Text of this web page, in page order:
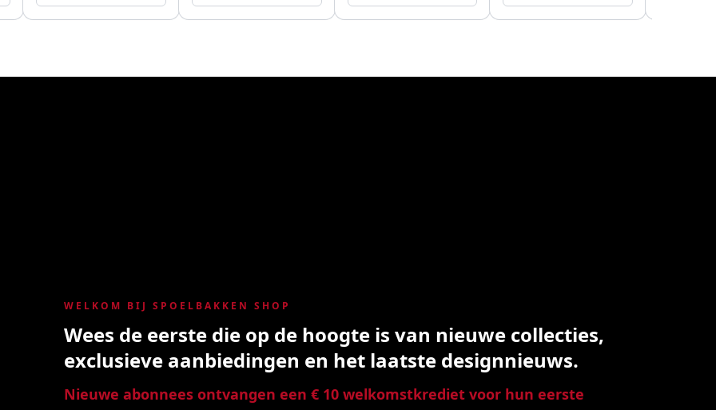
WELKOM BIJ SPOELBAKKEN SHOP
Wees de eerste die op de hoogte is van nieuwe collecties,
exclusieve aanbiedingen en het laatste designnieuws.
Nieuwe abonnees ontvangen een € 10 welkomstkrediet voor hun eerste